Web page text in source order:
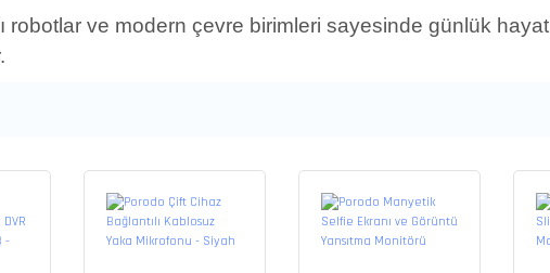
robotlar ve modern çevre birimleri sayesinde günlük